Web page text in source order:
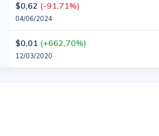
$0,62 (-91,71%)
04/06/2024
$0,01 (+662,70%)
12/03/2020